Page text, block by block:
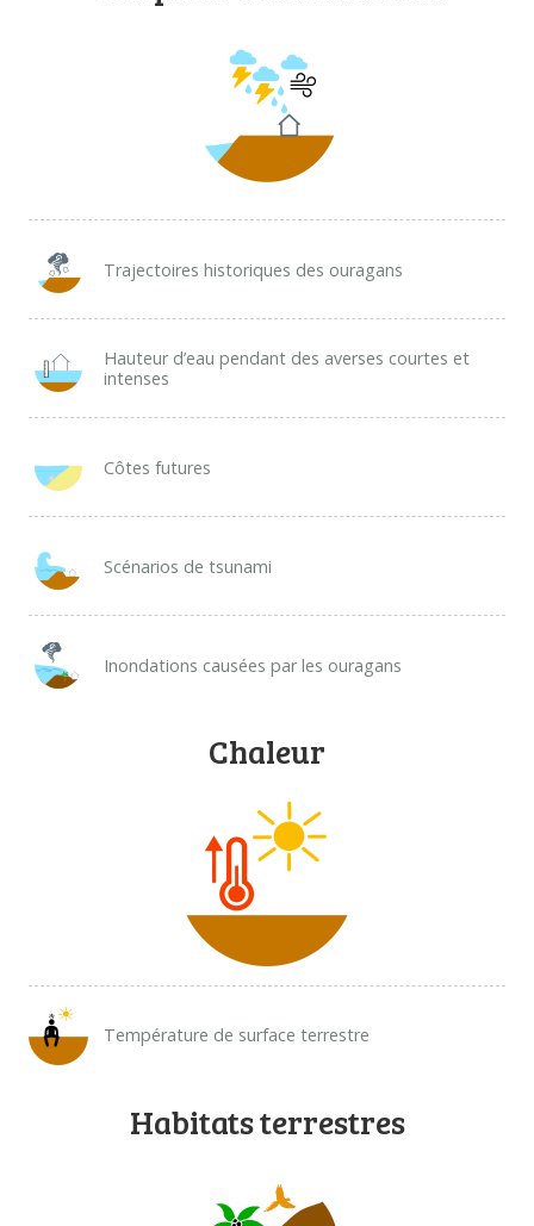
Trajectoires historiques des ouragans
Hauteur d’eau pendant des averses courtes et
intenses
Côtes futures
Scénarios de tsunami
Inondations causées par les ouragans
Chaleur
Température de surface terrestre
Habitats terrestres